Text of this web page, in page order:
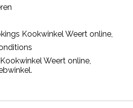
Kookwinkel Weert online,
Weert online,